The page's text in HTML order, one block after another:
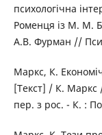
психологічна
Роменця із М. М.
А.В. Фурман //
Маркс, К.
[Текст] / К. Маркс
пер. з рос. - К. :